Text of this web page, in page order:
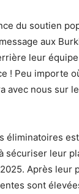
du soutien
aux
leur équipe
! Peu importe
avec nous sur
éliminatoires
sécuriser leur
Après leur
sont